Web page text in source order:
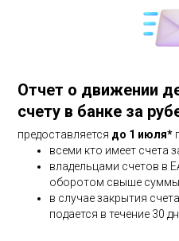
Отчет о движении
счету в банке за
предоставляется до 1 июля*
всеми кто имеет счета
владельцами счетов в
оборотом свыше суммы
в случае закрытия
подается в течение 30